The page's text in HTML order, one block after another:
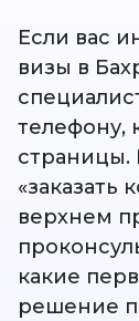
Если вас
визы в
телефону,
страницы.
«заказать
верхнем
какие
решение